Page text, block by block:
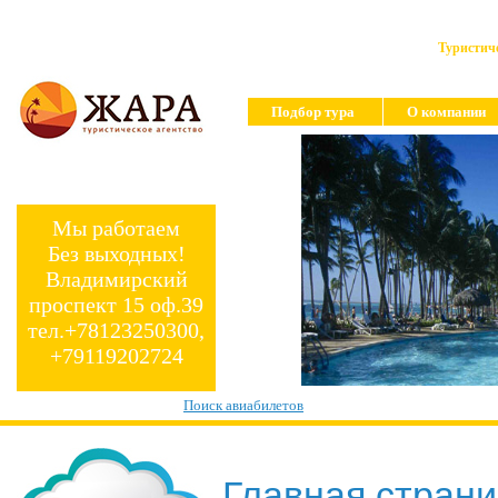
Мы работаем
Без выходных!
Владимирский
проспект 15 оф.39
тел.+78123250300,
+79119202724
Подбор тура О компании
Поиск авиабилетов